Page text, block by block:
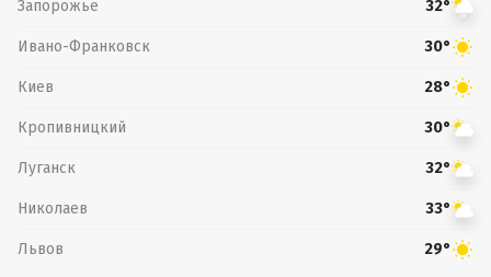
Запорожье 32°
Ивано-Франковск 30°
Киев 28°
Кропивницкий 30°
Луганск 32°
Николаев 33°
Львов 29°